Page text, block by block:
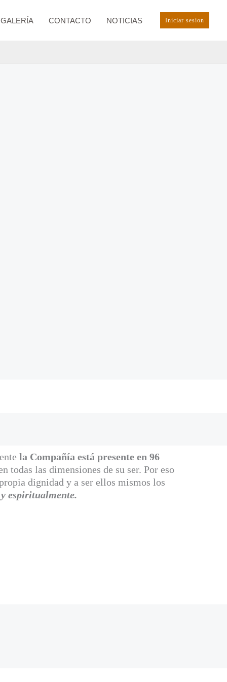
GALERÍA CONTACTO NOTICIAS Iniciar sesion
la Compañía está presente en 96
todas las dimensiones de su ser. Por eso
dignidad y a ser ellos mismos los
espiritualmente.